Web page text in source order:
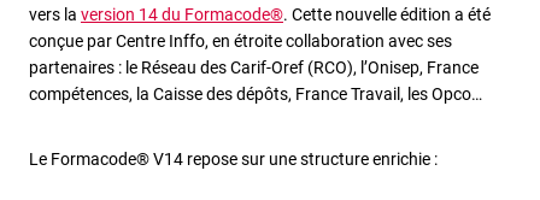
vers la version 14 du Formacode®. Cette nouvelle édition a été
conçue par Centre Inffo, en étroite collaboration avec ses
partenaires : le Réseau des Carif-Oref (RCO), l’Onisep, France
compétences, la Caisse des dépôts, France Travail, les Opco…
Le Formacode® V14 repose sur une structure enrichie :